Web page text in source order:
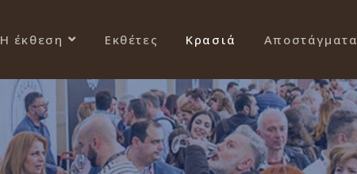
Η έκθεση Εκθέτες Κρασιά Αποστάγματα